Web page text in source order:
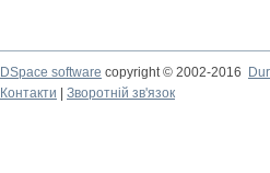
DSpace software copyright © 2002-2016
Контакти
Зворотній зв'язок